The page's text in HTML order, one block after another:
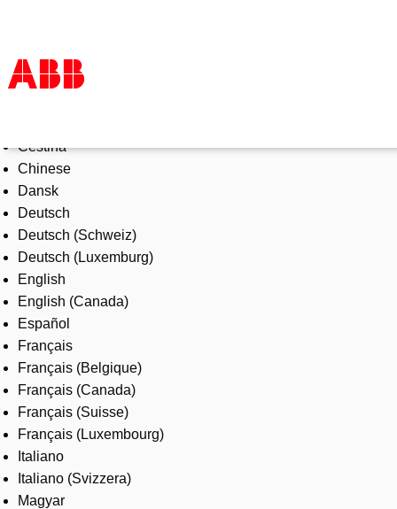
Products & Solutions
Industries
Services
About us
Where to buy
Contact us
Careers
Čeština
Chinese
Dansk
Deutsch
Deutsch (Schweiz)
Deutsch (Luxemburg)
English
English (Canada)
Español
Français
Français (Belgique)
Français (Canada)
Français (Suisse)
Français (Luxembourg)
Italiano
Italiano (Svizzera)
Magyar